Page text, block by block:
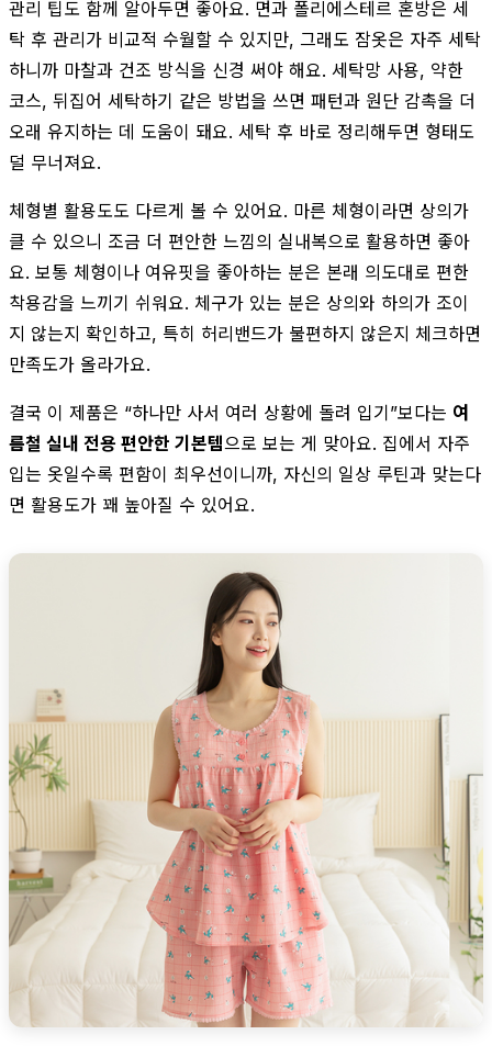
관리 팁도 함께 알아두면 좋아요. 면과 폴리에스테르 혼방은 세
탁 후 관리가 비교적 수월할 수 있지만, 그래도 잠옷은 자주 세탁
하니까 마찰과 건조 방식을 신경 써야 해요. 세탁망 사용, 약한
코스, 뒤집어 세탁하기 같은 방법을 쓰면 패턴과 원단 감촉을 더
오래 유지하는 데 도움이 돼요. 세탁 후 바로 정리해두면 형태도
덜 무너져요.
체형별 활용도도 다르게 볼 수 있어요. 마른 체형이라면 상의가
클 수 있으니 조금 더 편안한 느낌의 실내복으로 활용하면 좋아
요. 보통 체형이나 여유핏을 좋아하는 분은 본래 의도대로 편한
착용감을 느끼기 쉬워요. 체구가 있는 분은 상의와 하의가 조이
지 않는지 확인하고, 특히 허리밴드가 불편하지 않은지 체크하면
만족도가 올라가요.
결국 이 제품은 “하나만 사서 여러 상황에 돌려 입기”보다는 여
름철 실내 전용 편안한 기본템으로 보는 게 맞아요. 집에서 자주
입는 옷일수록 편함이 최우선이니까, 자신의 일상 루틴과 맞는다
면 활용도가 꽤 높아질 수 있어요.